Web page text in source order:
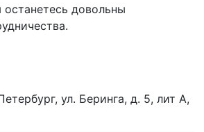
довольны
ул. Беринга, д. 5, лит А,